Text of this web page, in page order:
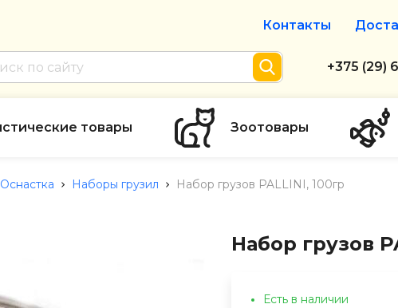
Контакты
+375 (29)
Интернет-
тел. А1
товары Зоотовары
Оснастка Наборы грузил Набор грузов PALLINI, 100гр
Набор грузов
Есть в наличии